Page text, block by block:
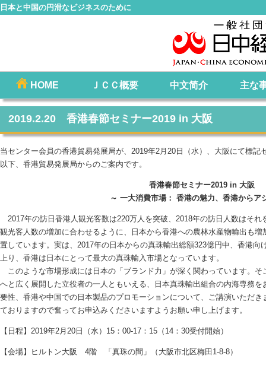
日本と中国の円滑なビジネスのために
メインメニュー
へ
HOME ＪＣＣ概要 中文简介 主な
2019.2.20 香港春節セミナー2019 in 大阪
当センター会員の香港貿易発展局が、2019年2月20日（水）、大阪にて標記
以下、香港貿易発展局からのご案内です。
香港春節セミナー2019 in 大阪
～ 一大消費市場： 香港の魅力、香港からア
2017年の訪日香港人観光客数は220万人を突破、2018年の訪日人数はそれ
観光客人数の増加に合わせるように、日本から香港への農林水産物輸出も
置しています。実は、2017年の日本からの真珠輸出総額323億円中、香港向
上り、香港は日本にとって最大の真珠輸入市場となっています。
このような市場形成には日本の「ブランド力」が深く関わっています。そ
へと広く展開した立役者の一人ともいえる、日本真珠輸出組合の内海専務
要性、香港や中国での日本製品のプロモーションについて、ご講演いただ
ておりますので奮ってお申込みくださいますようお願い申し上げます。
【日程】2019年2月20日（水）15：00-17：15（14：30受付開始）
【会場】ヒルトン大阪 4階 「真珠の間」（大阪市北区梅田1-8-8）